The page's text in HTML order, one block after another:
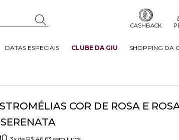
CASHBACK
DATAS ESPECIAIS CLUBE DA GIU SHOPPING DA
COR DE ROSA E